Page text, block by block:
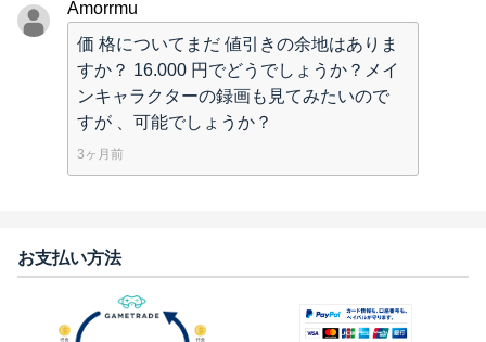
Amorrmu
価 格についてまだ 値引きの余地はありま
すか？ 16.000 円でどうでしょうか？メイ
ンキャラクターの録画も見てみたいので
すが 、可能でしょうか？
3ヶ月前
お支払い方法